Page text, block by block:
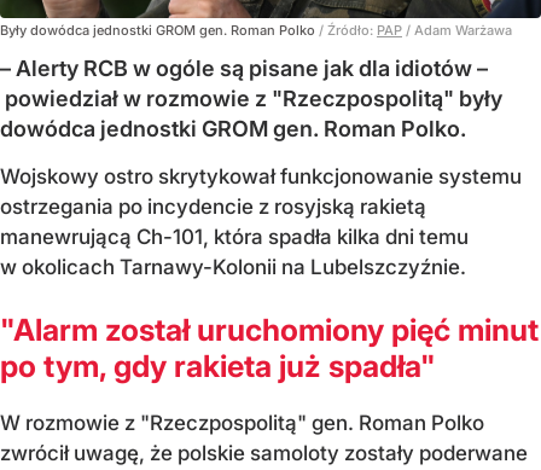
Były dowódca jednostki GROM gen. Roman Polko / Źródło: PAP / Adam Warżawa
– Alerty RCB w ogóle są pisane jak dla idiotów –
powiedział w rozmowie z "Rzeczpospolitą" były
dowódca jednostki GROM gen. Roman Polko.
Wojskowy ostro skrytykował funkcjonowanie systemu
ostrzegania po incydencie z rosyjską rakietą
manewrującą Ch-101, która spadła kilka dni temu
w okolicach Tarnawy-Kolonii na Lubelszczyźnie.
"Alarm został uruchomiony pięć minut
po tym, gdy rakieta już spadła"
W rozmowie z "Rzeczpospolitą" gen. Roman Polko
zwrócił uwagę, że polskie samoloty zostały poderwane